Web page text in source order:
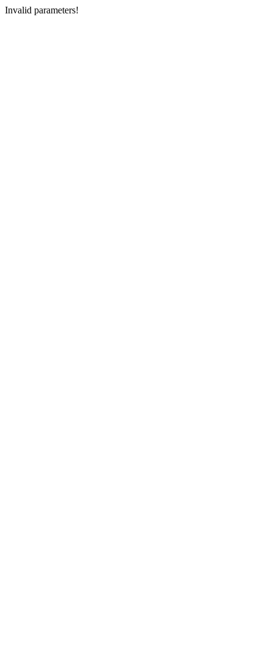
Invalid parameters!